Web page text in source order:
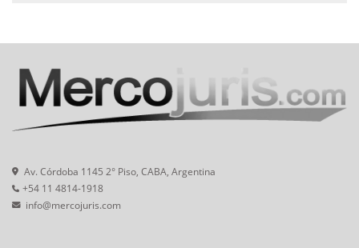
Av. Córdoba 1145 2° Piso, CABA, Argentina
+54 11 4814-1918
info@mercojuris.com